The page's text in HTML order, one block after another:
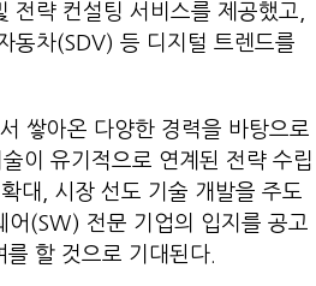
전략 컨설팅 서비스를 제공했고,
동차(SDV) 등 디지털 트렌드를
쌓아온 다양한 경력을 바탕으로
이 유기적으로 연계된 전략 수립
대, 시장 선도 기술 개발을 주도
어(SW) 전문 기업의 입지를 공고
할 것으로 기대된다.